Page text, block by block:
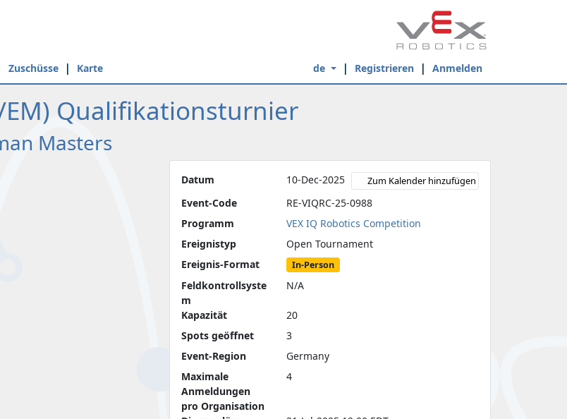
Zuschüsse Karte de Registrieren Anmelden
EM) Qualifikationsturnier
Masters
Datum 10-Dec-2025 Zum Kalender hinzufügen
Event-Code
RE-VIQRC-25-0988
Programm
VEX IQ Robotics Competition
Ereignistyp
Open Tournament
Ereignis-Format
In-Person
Feldkontrollsyste
m
N/A
Kapazität
20
Spots geöffnet
3
Event-Region
Germany
Maximale
Anmeldungen
pro Organisation
4